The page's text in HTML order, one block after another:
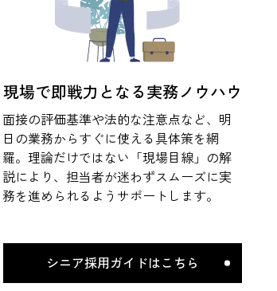
現場で即戦力となる実務ノウハウ
面接の評価基準や法的な注意点など、明
日の業務からすぐに使える具体策を網
羅。理論だけではない「現場目線」の解
説により、担当者が迷わずスムーズに実
務を進められるようサポートします。
シニア採用ガイドはこちら